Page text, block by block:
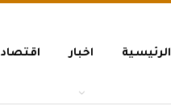
الرئيسية اخبار اقتصاد